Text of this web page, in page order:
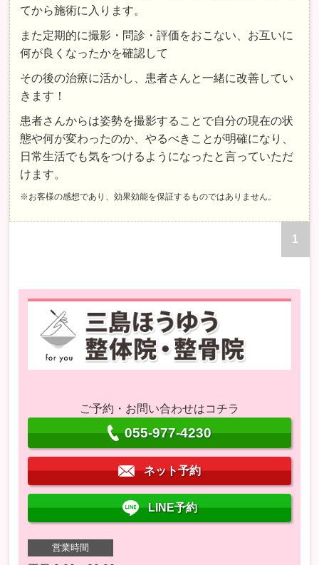
てから施術に入ります。
また定期的に撮影・問診・評価をおこない、お互いに
何が良くなったかを確認して
その後の治療に活かし、患者さんと一緒に改善してい
きます！
患者さんからは姿勢を撮影することで自分の現在の状
態や何が変わったのか、やるべきことが明確になり、
日常生活でも気をつけるようになったと言っていただ
けます。
※お客様の感想であり、効果効能を保証するものではありません。
1
ご予約・お問い合わせはコチラ
055-977-4230
ネット予約
LINE予約
営業時間